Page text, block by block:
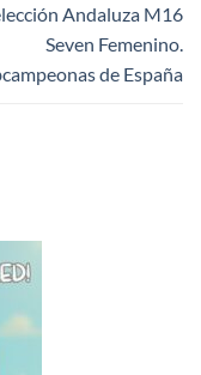
Andaluza M16
Seven Femenino.
de España